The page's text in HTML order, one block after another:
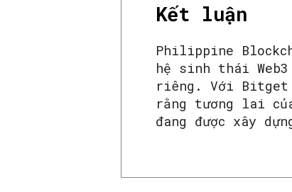
Kết luận
Philippine
hệ sinh thái
riêng. Với Bitget
rằng tương lai
đang được xây